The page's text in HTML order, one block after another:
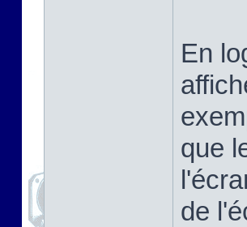
En
que
de